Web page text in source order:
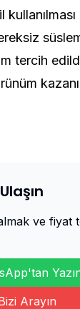
tercih
ve fiyat
Arayın